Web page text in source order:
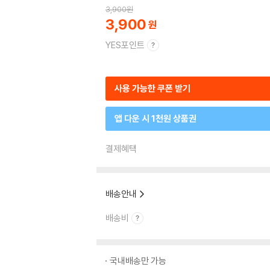
3,900원
3,900
YES포인트
사용 가능한 쿠폰 받기
앱 다운 시 1천원 상품권
결제혜택
배송안내
배송비
국내배송만 가능